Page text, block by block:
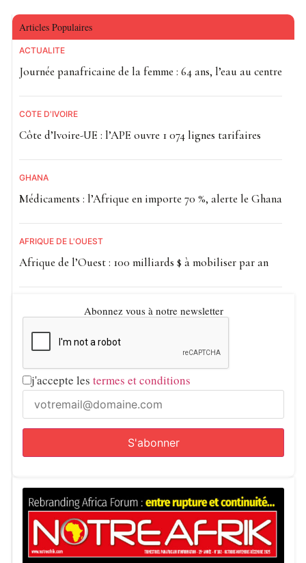
Articles Populaires
ACTUALITE
Journée panafricaine de la femme : 64 ans, l’eau au centre
CÔTE D'IVOIRE
Côte d’Ivoire-UE : l’APE ouvre 1 074 lignes tarifaires
GHANA
Médicaments : l’Afrique en importe 70 %, alerte le Ghana
AFRIQUE DE L'OUEST
Afrique de l’Ouest : 100 milliards $ à mobiliser par an
Abonnez vous à notre newsletter
j'accepte les termes et conditions